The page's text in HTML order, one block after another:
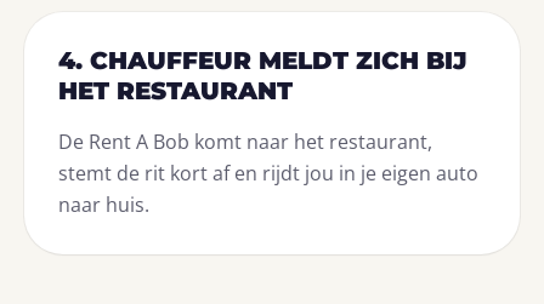
4. CHAUFFEUR MELDT ZICH BIJ
HET RESTAURANT
De Rent A Bob komt naar het restaurant,
stemt de rit kort af en rijdt jou in je eigen auto
naar huis.